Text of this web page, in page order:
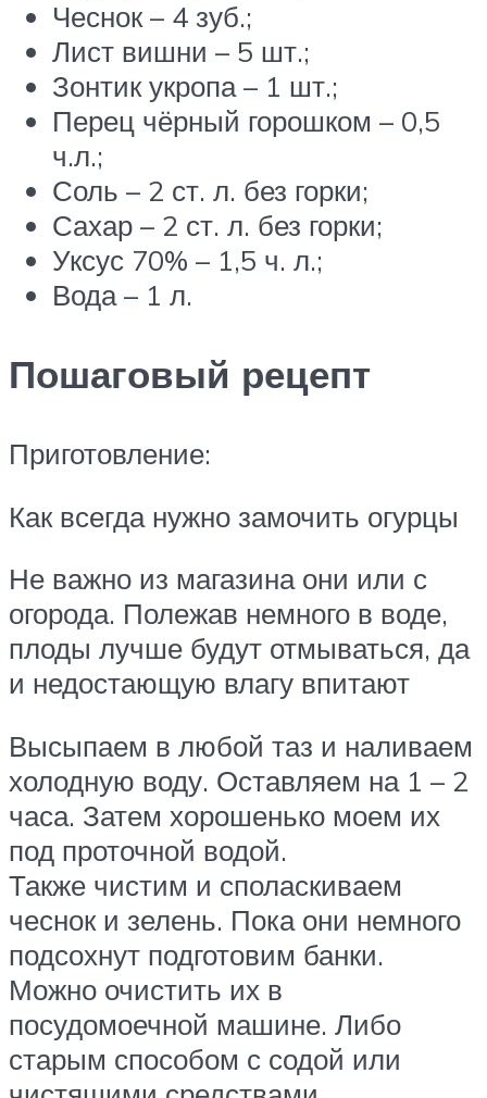
Чеснок – 4 зуб.;
Лист вишни – 5 шт.;
Зонтик укропа – 1 шт.;
Перец чёрный горошком – 0,5
ч.л.;
Соль – 2 ст. л. без горки;
Сахар – 2 ст. л. без горки;
Уксус 70% – 1,5 ч. л.;
Вода – 1 л.
Пошаговый рецепт
Приготовление:
Как всегда нужно замочить огурцы
Не важно из магазина они или с
огорода. Полежав немного в воде,
плоды лучше будут отмываться, да
и недостающую влагу впитают
Высыпаем в любой таз и наливаем
холодную воду. Оставляем на 1 – 2
часа. Затем хорошенько моем их
под проточной водой.
Также чистим и споласкиваем
чеснок и зелень. Пока они немного
подсохнут подготовим банки.
Можно очистить их в
посудомоечной машине. Либо
старым способом с содой или